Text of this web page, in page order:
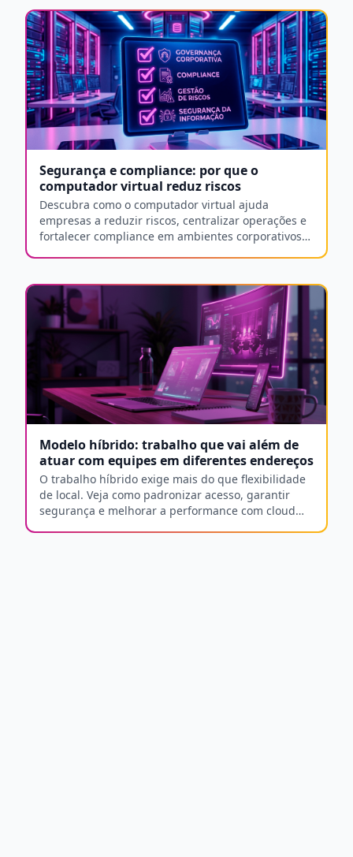
brasileiro.
Segurança e compliance: por que o
computador virtual reduz riscos
Descubra como o computador virtual ajuda
empresas a reduzir riscos, centralizar operações e
fortalecer compliance em ambientes corporativos
Modelo híbrido: trabalho que vai além de
atuar com equipes em diferentes endereços
O trabalho híbrido exige mais do que flexibilidade
de local. Veja como padronizar acesso, garantir
segurança e melhorar a performance com cloud